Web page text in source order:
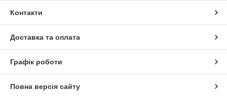
Контакти
Доставка та оплата
Графік роботи
Повна версія сайту